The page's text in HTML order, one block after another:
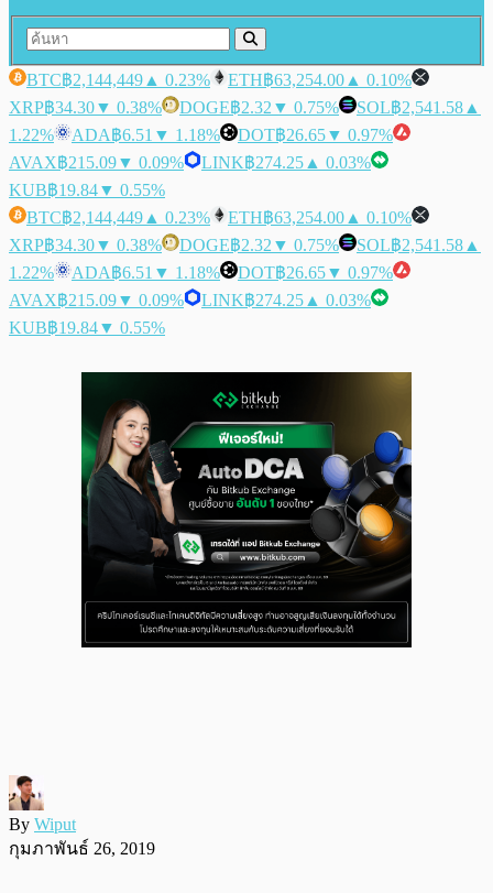
BTC฿2,144,449 ▲ 0.23% ETH฿63,254.00 ▲ 0.10%
XRP฿34.30▼ 0.38% DOGE฿2.32 ▼ 0.75% SOL฿2,541.58 ▲
1.22%
ADA฿6.51 ▼ 1.18% DOT฿26.65▼ 0.97%
AVAX฿215.09▼ 0.09% LINK฿274.25 ▲ 0.03%
KUB฿19.84▼ 0.55%
BTC฿2,144,449 ▲ 0.23% ETH฿63,254.00 ▲ 0.10%
XRP฿34.30▼ 0.38% DOGE฿2.32 ▼ 0.75% SOL฿2,541.58 ▲
1.22%
ADA฿6.51 ▼ 1.18% DOT฿26.65▼ 0.97%
AVAX฿215.09▼ 0.09% LINK฿274.25 ▲ 0.03%
KUB฿19.84▼ 0.55%
By Wiput
กุมภาพันธ์ 26, 2019